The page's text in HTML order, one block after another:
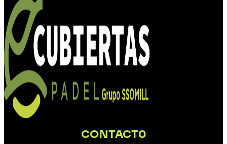
CONTACT0